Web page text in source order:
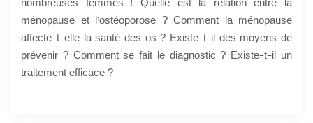
nombreuses femmes ! Quelle est la relation entre la
ménopause et l’ostéoporose ? Comment la ménopause
affecte-t-elle la santé des os ? Existe-t-il des moyens de
prévenir ? Comment se fait le diagnostic ? Existe-t-il un
traitement efficace ?